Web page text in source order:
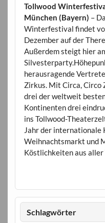
Tollwood
München (Bayern) –
Winterfestival findet
Dezember auf der
Außerdem steigt hier
herausragende
Zirkus. Mit Circa, Circo
drei der weltweit
Kontinenten drei
ins Tollwood-
Jahr der internationale
Weihnachtsmarkt und
Köstlichkeiten aus
Schlagwörter